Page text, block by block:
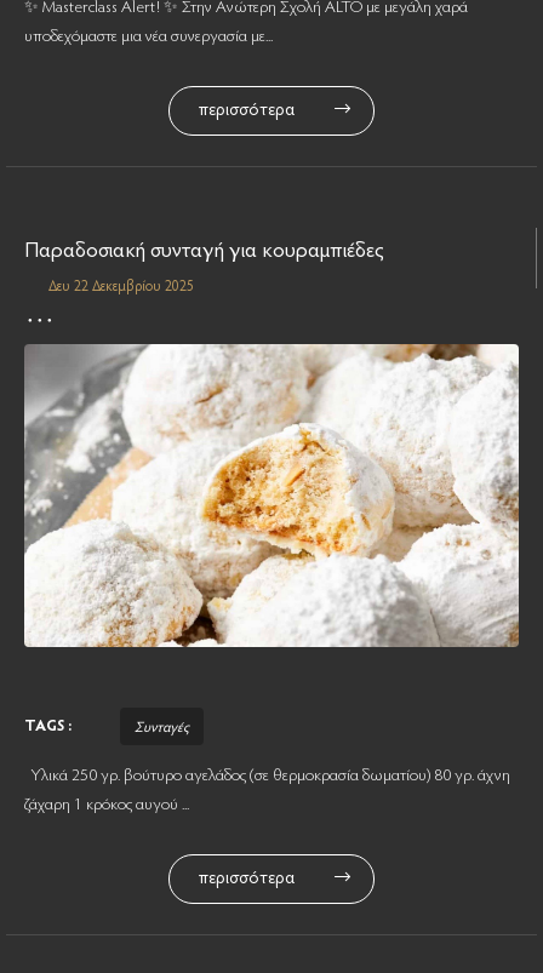
✨ Masterclass Alert! ✨ Στην Ανώτερη Σχολή ALTO με μεγάλη χαρά
υποδεχόμαστε μια νέα συνεργασία με...
περισσότερα
Παραδοσιακή συνταγή για κουραμπιέδες
Δευ 22 Δεκεμβρίου 2025
TAGS : Συνταγές
Υλικά 250 γρ. βούτυρο αγελάδος (σε θερμοκρασία δωματίου) 80 γρ. άχνη
ζάχαρη 1 κρόκος αυγού ...
περισσότερα